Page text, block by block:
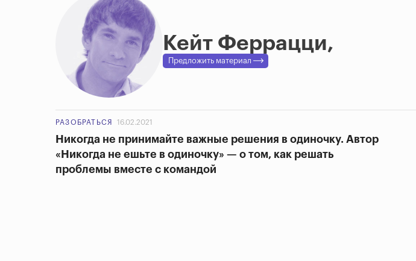
Кейт Феррацци,
Предложить материал
РАЗОБРАТЬСЯ 16.02.2021
Никогда не принимайте важные решения в одиночку. Автор
«Никогда не ешьте в одиночку» — о том, как решать
проблемы вместе с командой